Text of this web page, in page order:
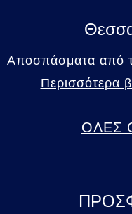
Αποσπάσματα από
Περισσότερα
ΟΛΕΣ